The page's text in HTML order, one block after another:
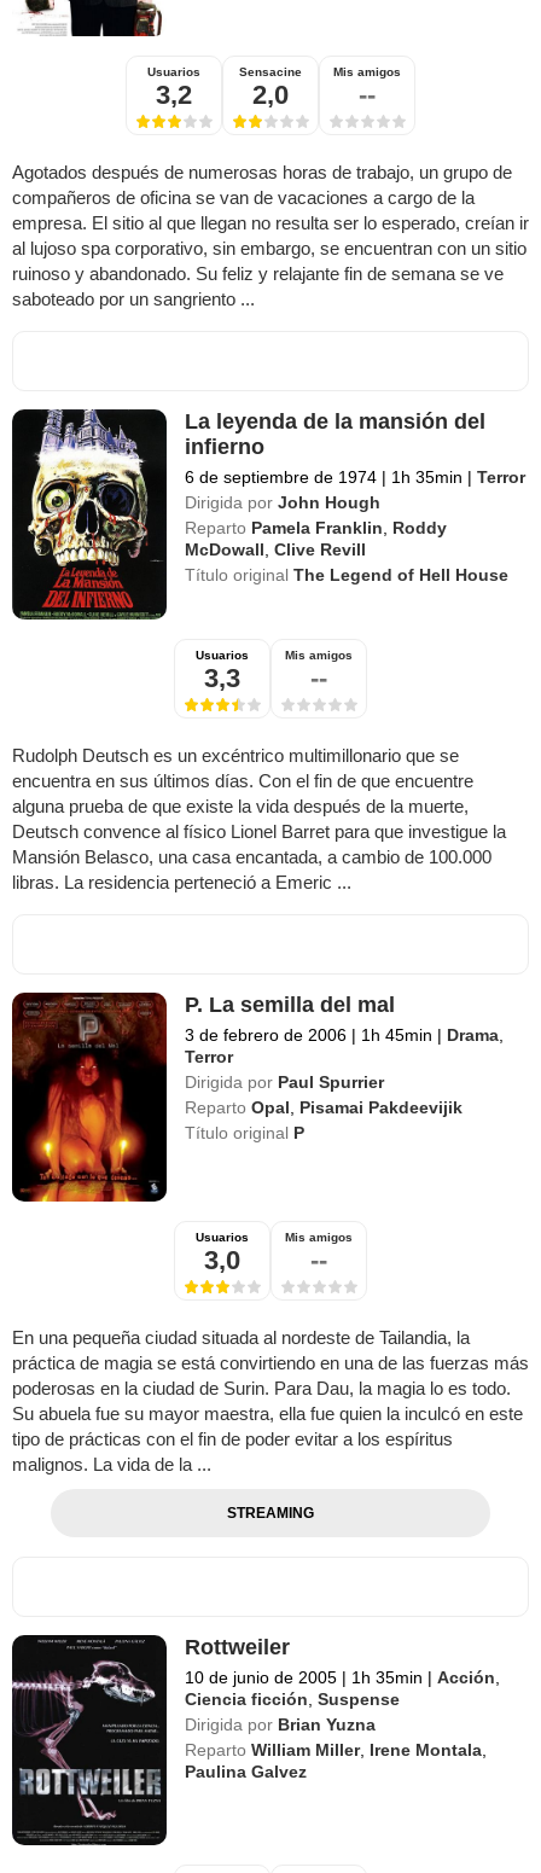
Usuarios
3,2
Sensacine
2,0
Mis amigos
--
Agotados después de numerosas horas de trabajo, un grupo de
compañeros de oficina se van de vacaciones a cargo de la
empresa. El sitio al que llegan no resulta ser lo esperado, creían ir
al lujoso spa corporativo, sin embargo, se encuentran con un sitio
ruinoso y abandonado. Su feliz y relajante fin de semana se ve
saboteado por un sangriento ...
La leyenda de la mansión del
infierno
6 de septiembre de 1974 | 1h 35min | Terror
Dirigida por John Hough
Reparto Pamela Franklin
Roddy
McDowall ,Clive Revill
Título originalThe Legend of Hell House
Usuarios
3,3
Mis amigos
--
Rudolph Deutsch es un excéntrico multimillonario que se
encuentra en sus últimos días. Con el fin de que encuentre
alguna prueba de que existe la vida después de la muerte,
Deutsch convence al físico Lionel Barret para que investigue la
Mansión Belasco, una casa encantada, a cambio de 100.000
libras. La residencia perteneció a Emeric ...
P. La semilla del mal
3 de febrero de 2006 | 1h 45min | Drama
Terror
Dirigida por Paul Spurrier
Reparto Opal
Pisamai Pakdeevijik
Título original P
Usuarios
3,0
Mis amigos
--
En una pequeña ciudad situada al nordeste de Tailandia, la
práctica de magia se está convirtiendo en una de las fuerzas más
poderosas en la ciudad de Surin. Para Dau, la magia lo es todo.
Su abuela fue su mayor maestra, ella fue quien la inculcó en este
tipo de prácticas con el fin de poder evitar a los espíritus
malignos. La vida de la ...
STREAMING
Rottweiler
10 de junio de 2005 | 1h 35min | Acción,
Ciencia ficción,Suspense
Dirigida por Brian Yuzna
Reparto William Miller, Irene Montala,
Paulina Galvez